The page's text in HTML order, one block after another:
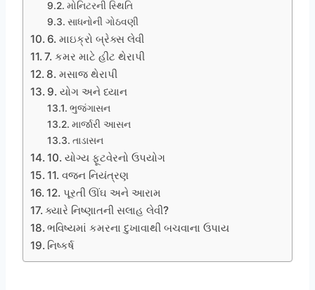
મોનિટરની સ્થિતિ
સાધનોની ગોઠવણી
6. માઇક્રો બ્રેક્સ લેવી
7. કમર માટે હીટ થેરાપી
8. મસાજ થેરાપી
9. યોગ અને ધ્યાન
ભુજંગાસન
માર્જારી આસન
તાડાસન
10. યોગ્ય ફૂટવેરનો ઉપયોગ
11. વજન નિયંત્રણ
12. પૂરતી ઊંઘ અને આરામ
ક્યારે નિષ્ણાતની સલાહ લેવી?
ભવિષ્યમાં કમરના દુખાવાથી બચવાના ઉપાય
નિષ્કર્ષ